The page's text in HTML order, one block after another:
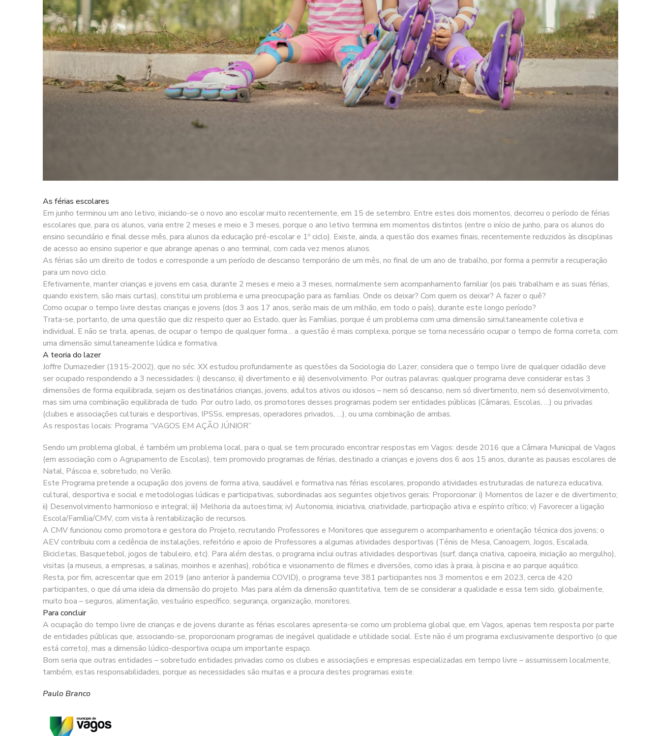
As férias escolares
Em junho terminou um ano letivo, iniciando-se o novo ano escolar muito recentemente, em 15 de setembro. Entre estes dois momentos, decorreu o período de férias
escolares que, para os alunos, varia entre 2 meses e meio e 3 meses, porque o ano letivo termina em momentos distintos (entre o início de junho, para os alunos do
ensino secundário e final desse mês, para alunos da educação pré-escolar e 1º ciclo). Existe, ainda, a questão dos exames finais, recentemente reduzidos às disciplinas
de acesso ao ensino superior e que abrange apenas o ano terminal, com cada vez menos alunos.
As férias são um direito de todos e corresponde a um período de descanso temporário de um mês, no final de um ano de trabalho, por forma a permitir a recuperação
para um novo ciclo.
Efetivamente, manter crianças e jovens em casa, durante 2 meses e meio a 3 meses, normalmente sem acompanhamento familiar (os pais trabalham e as suas férias,
quando existem, são mais curtas), constitui um problema e uma preocupação para as famílias. Onde os deixar? Com quem os deixar? A fazer o quê?
Como ocupar o tempo livre destas crianças e jovens (dos 3 aos 17 anos, serão mais de um milhão, em todo o país), durante este longo período?
Trata-se, portanto, de uma questão que diz respeito quer ao Estado, quer às Famílias, porque é um problema com uma dimensão simultaneamente coletiva e
individual. E não se trata, apenas, de ocupar o tempo de qualquer forma… a questão é mais complexa, porque se torna necessário ocupar o tempo de forma correta, com
uma dimensão simultaneamente lúdica e formativa.
A teoria do lazer
Joffre Dumazedier (1915-2002), que no séc. XX estudou profundamente as questões da Sociologia do Lazer, considera que o tempo livre de qualquer cidadão deve
ser ocupado respondendo a 3 necessidades: i) descanso; ii) divertimento e iii) desenvolvimento. Por outras palavras: qualquer programa deve considerar estas 3
dimensões de forma equilibrada, sejam os destinatários crianças, jovens, adultos ativos ou idosos – nem só descanso, nem só divertimento, nem só desenvolvimento,
mas sim uma combinação equilibrada de tudo. Por outro lado, os promotores desses programas podem ser entidades públicas (Câmaras, Escolas, …) ou privadas
(clubes e associações culturais e desportivas, IPSSs, empresas, operadores privados, …), ou uma combinação de ambas.
As respostas locais: Programa “VAGOS EM AÇÃO JÚNIOR”
Sendo um problema global, é também um problema local, para o qual se tem procurado encontrar respostas em Vagos: desde 2016 que a Câmara Municipal de Vagos
(em associação com o Agrupamento de Escolas), tem promovido programas de férias, destinado a crianças e jovens dos 6 aos 15 anos, durante as pausas escolares de
Natal, Páscoa e, sobretudo, no Verão.
Este Programa pretende a ocupação dos jovens de forma ativa, saudável e formativa nas férias escolares, propondo atividades estruturadas de natureza educativa,
cultural, desportiva e social e metodologias lúdicas e participativas, subordinadas aos seguintes objetivos gerais: Proporcionar: i) Momentos de lazer e de divertimento;
ii) Desenvolvimento harmonioso e integral; iii) Melhoria da autoestima; iv) Autonomia, iniciativa, criatividade, participação ativa e espírito crítico; v) Favorecer a ligação
Escola/Família/CMV, com vista à rentabilização de recursos.
A CMV funcionou como promotora e gestora do Projeto, recrutando Professores e Monitores que assegurem o acompanhamento e orientação técnica dos jovens; o
AEV contribuiu com a cedência de instalações, refeitório e apoio de Professores a algumas atividades desportivas (Ténis de Mesa, Canoagem, Jogos, Escalada,
Bicicletas, Basquetebol, jogos de tabuleiro, etc). Para além destas, o programa inclui outras atividades desportivas (surf, dança criativa, capoeira, iniciação ao mergulho),
visitas (a museus, a empresas, a salinas, moinhos e azenhas), robótica e visionamento de filmes e diversões, como idas à praia, à piscina e ao parque aquático.
Resta, por fim, acrescentar que em 2019 (ano anterior à pandemia COVID), o programa teve 381 participantes nos 3 momentos e em 2023, cerca de 420
participantes, o que dá uma ideia da dimensão do projeto. Mas para além da dimensão quantitativa, tem de se considerar a qualidade e essa tem sido, globalmente,
muito boa – seguros, alimentação, vestuário específico, segurança, organização, monitores.
Para concluir
A ocupação do tempo livre de crianças e de jovens durante as férias escolares apresenta-se como um problema global que, em Vagos, apenas tem resposta por parte
de entidades públicas que, associando-se, proporcionam programas de inegável qualidade e utilidade social. Este não é um programa exclusivamente desportivo (o que
está correto), mas a dimensão lúdico-desportiva ocupa um importante espaço.
Bom seria que outras entidades – sobretudo entidades privadas como os clubes e associações e empresas especializadas em tempo livre – assumissem localmente,
também, estas responsabilidades, porque as necessidades são muitas e a procura destes programas existe.
Paulo Branco